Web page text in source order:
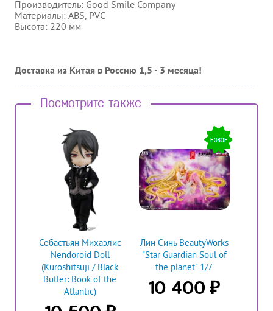
Производитель: Good Smile Company
Материалы: ABS, PVС
Высота: 220 мм
Доставка из Китая в Россию 1,5 - 3 месяца!
Посмотрите также
Себастьян Михаэлис
Nendoroid Doll
(Kuroshitsuji / Black
Butler: Book of the
Atlantic)
Лин Синь BeautyWorks
"Star Guardian Soul of
the planet" 1/7
10 400 ₽